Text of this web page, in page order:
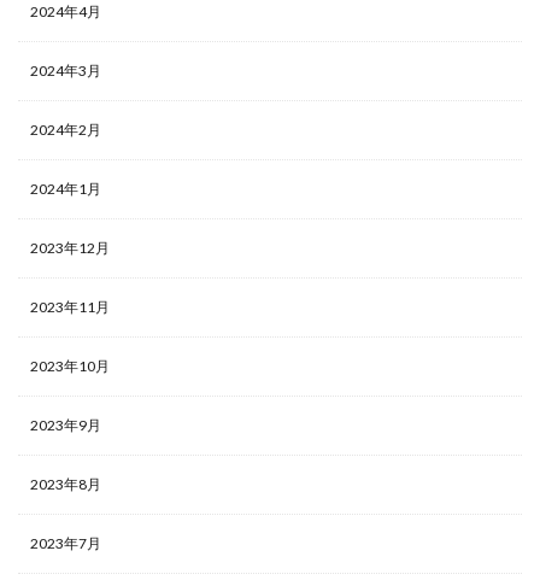
2024年4月
2024年3月
2024年2月
2024年1月
2023年12月
2023年11月
2023年10月
2023年9月
2023年8月
2023年7月